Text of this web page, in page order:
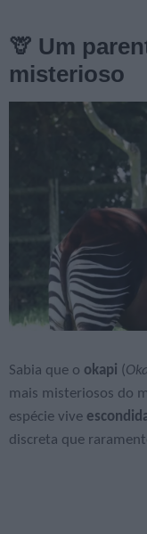
🦒 Um
misterioso
Sabia que o okapi (
mais misteriosos do
espécie vive
discreta que